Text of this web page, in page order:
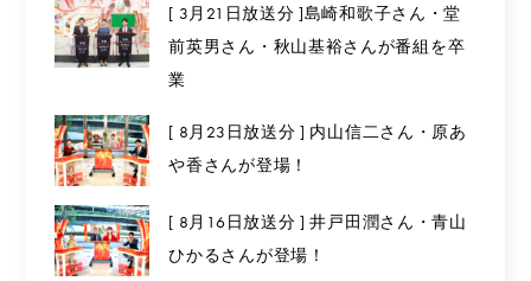
[ 3月21日放送分 ]島崎和歌子さん・堂
前英男さん・秋山基裕さんが番組を卒
業
[ 8月23日放送分 ] 内山信二さん・原あ
や香さんが登場！
[ 8月16日放送分 ] 井戸田潤さん・青山
ひかるさんが登場！